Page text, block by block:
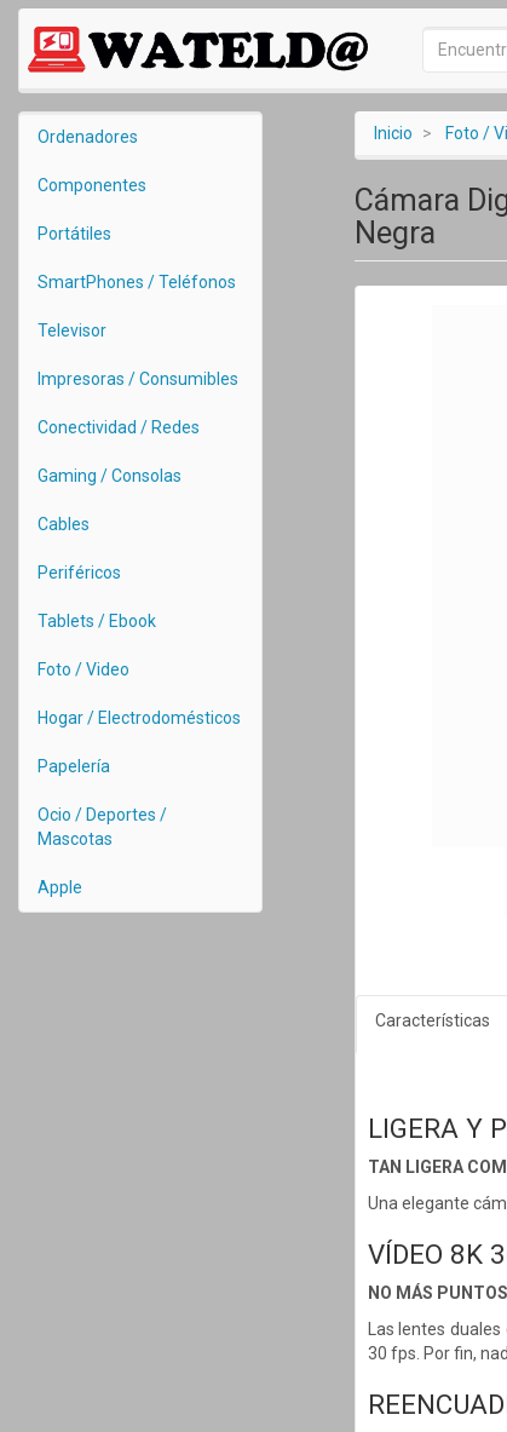
Ordenadores
Componentes
Portátiles
SmartPhones / Teléfonos
Televisor
Impresoras / Consumibles
Conectividad / Redes
Gaming / Consolas
Cables
Periféricos
Tablets / Ebook
Foto / Video
Hogar / Electrodomésticos
Papelería
Ocio / Deportes /
Mascotas
Apple
Inicio Foto /
Cámara
Negra
Características
LIGERA Y
TAN LIGERA
Una elegante
VÍDEO 8K
NO MÁS
Las lentes
30 fps. Por fin,